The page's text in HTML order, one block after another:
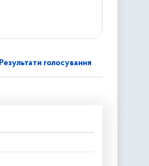
Результати голосування